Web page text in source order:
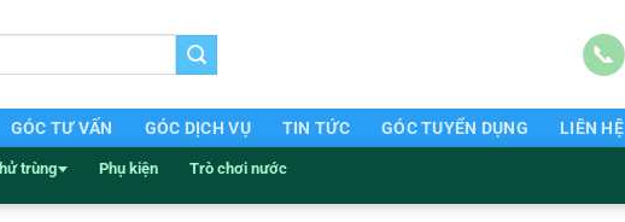
📞
GÓC TƯ VẤN GÓC DỊCH VỤ TIN TỨC GÓC TUYỂN DỤNG LIÊN HỆ
trùng Phụ kiện Trò chơi nước